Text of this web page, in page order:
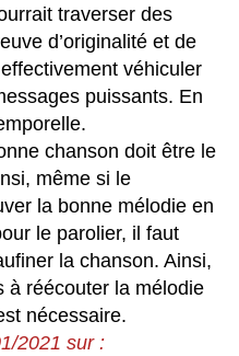
traverser des
d’originalité et de
véhiculer
puissants. En
chanson doit être le
même si le
la bonne mélodie en
le parolier, il faut
la chanson. Ainsi,
à réécouter la mélodie
nécessaire.
2021 sur :